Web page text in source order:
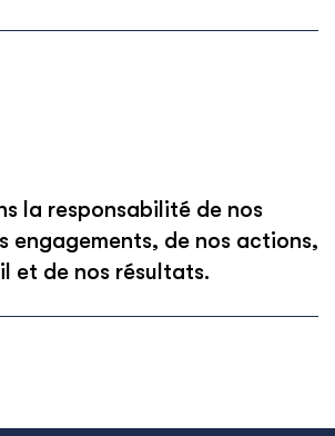
la responsabilité de nos
engagements, de nos actions,
et de nos résultats.